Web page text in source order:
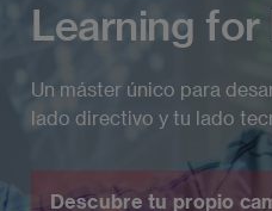
Learning for
Un máster único para
lado directivo y tu lado
Descubre tu propio